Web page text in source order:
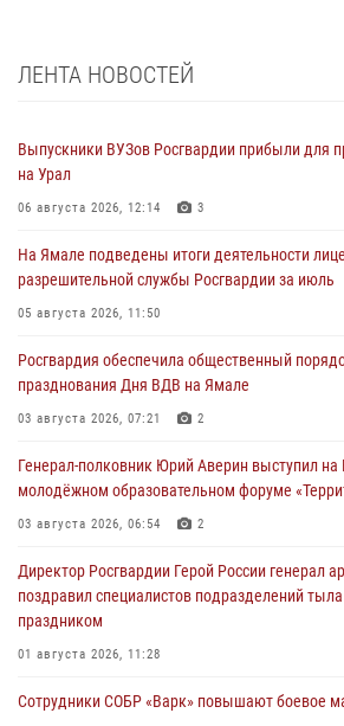
ЛЕНТА НОВОСТЕЙ
Выпускники ВУЗов Росгвардии прибыли для
на Урал
06 августа 2026, 12:14 3
На Ямале подведены итоги деятельности
разрешительной службы Росгвардии за июль
05 августа 2026, 11:50
Росгвардия обеспечила общественный
празднования Дня ВДВ на Ямале
03 августа 2026, 07:21 2
Генерал-полковник Юрий Аверин выступил на
молодёжном образовательном форуме
03 августа 2026, 06:54 2
Директор Росгвардии Герой России генерал
поздравил специалистов подразделений
праздником
01 августа 2026, 11:28
Сотрудники СОБР «Варк» повышают боевое